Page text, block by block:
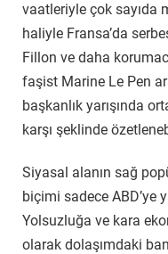
vaatleriyle çok sayıda
haliyle Fransa’da
Fillon ve daha
faşist Marine Le Pen
başkanlık yarışında
karşı şeklinde
Siyasal alanın sağ
biçimi sadece ABD’ye
Yolsuzluğa ve kara
olarak dolaşımdaki